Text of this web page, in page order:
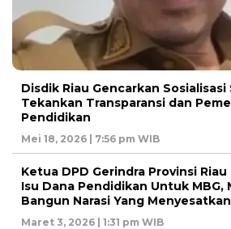
Disdik Riau Gencarkan Sosialisasi
Tekankan Transparansi dan
Pendidikan
Mei 18, 2026 | 7:56 pm WIB
Ketua DPD Gerindra Provinsi
Isu Dana Pendidikan Untuk MBG,
Bangun Narasi Yang Menyesatkan
Maret 3, 2026 | 1:31 pm WIB